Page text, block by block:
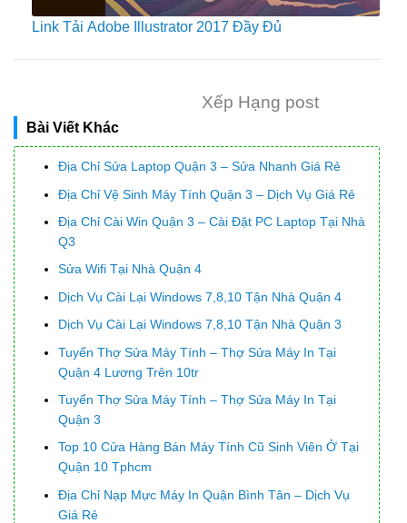
Link Tải Adobe Illustrator 2017 Đầy Đủ
Xếp Hạng post
Bài Viết Khác
Địa Chỉ Sửa Laptop Quận 3 – Sửa Nhanh Giá Rẻ
Địa Chỉ Vệ Sinh Máy Tính Quận 3 – Dịch Vụ Giá Rẻ
Địa Chỉ Cài Win Quận 3 – Cài Đặt PC Laptop Tại Nhà
Q3
Sửa Wifi Tại Nhà Quận 4
Dịch Vụ Cài Lại Windows 7,8,10 Tận Nhà Quận 4
Dịch Vụ Cài Lại Windows 7,8,10 Tận Nhà Quận 3
Tuyển Thợ Sửa Máy Tính – Thợ Sửa Máy In Tại
Quận 4 Lương Trên 10tr
Tuyển Thợ Sửa Máy Tính – Thợ Sửa Máy In Tại
Quận 3
Top 10 Cửa Hàng Bán Máy Tính Cũ Sinh Viên Ở Tại
Quận 10 Tphcm
Địa Chỉ Nạp Mực Máy In Quận Bình Tân – Dịch Vụ
Giá Rẻ